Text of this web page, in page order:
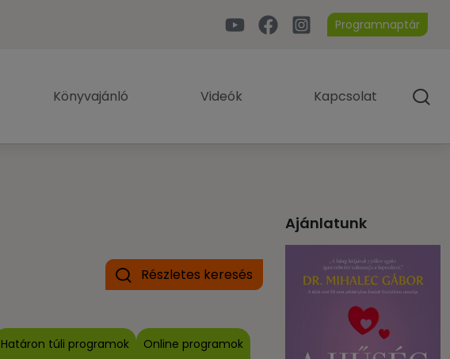
Programnaptár
Könyvajánló Videók Kapcsolat
Részletes keresés
Határon túli programok Online programok
Ajánlatunk